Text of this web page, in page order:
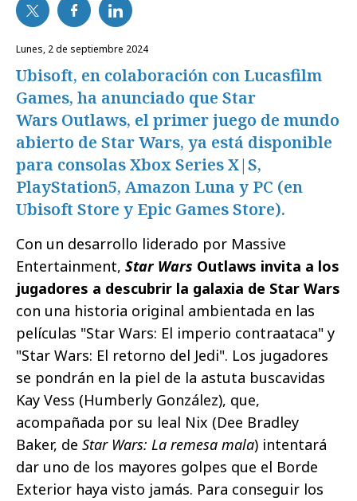
lunes, 2 de septiembre 2024
Ubisoft, en colaboración con Lucasfilm
Games, ha anunciado que Star
Wars Outlaws, el primer juego de mundo
abierto de Star Wars, ya está disponible
para consolas Xbox Series X|S,
PlayStation5, Amazon Luna y PC (en
Ubisoft Store y Epic Games Store).
Con un desarrollo liderado por Massive
Entertainment, Star Wars Outlaws invita a los
jugadores a descubrir la galaxia de Star Wars
con una historia original ambientada en las
películas "Star Wars: El imperio contraataca" y
"Star Wars: El retorno del Jedi". Los jugadores
se pondrán en la piel de la astuta buscavidas
Kay Vess (Humberly González), que,
acompañada por su leal Nix (Dee Bradley
Baker, de Star Wars: La remesa mala) intentará
dar uno de los mayores golpes que el Borde
Exterior haya visto jamás. Para conseguir los